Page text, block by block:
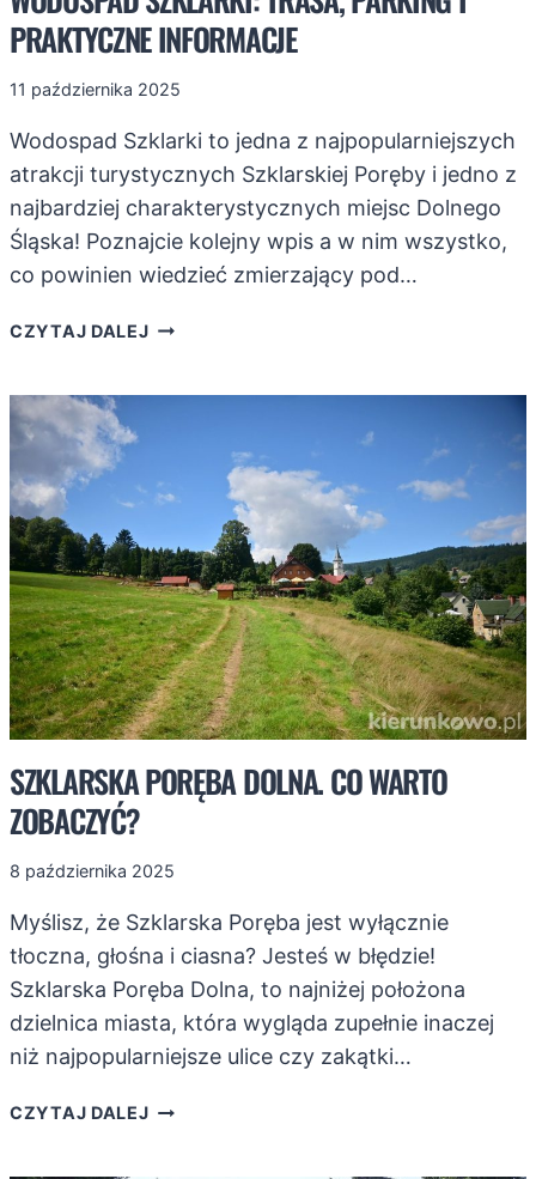
PRAKTYCZNE INFORMACJE
11 października 2025
Wodospad Szklarki to jedna z najpopularniejszych
atrakcji turystycznych Szklarskiej Poręby i jedno z
najbardziej charakterystycznych miejsc Dolnego
Śląska! Poznajcie kolejny wpis a w nim wszystko,
co powinien wiedzieć zmierzający pod…
CZYTAJ DALEJWODOSPAD
PRAKTYCZNE
INFORMACJE
SZKLARSKA PORĘBA DOLNA. CO WARTO
ZOBACZYĆ?
8 października 2025
Myślisz, że Szklarska Poręba jest wyłącznie
tłoczna, głośna i ciasna? Jesteś w błędzie!
Szklarska Poręba Dolna, to najniżej położona
dzielnica miasta, która wygląda zupełnie inaczej
niż najpopularniejsze ulice czy zakątki…
CZYTAJ DALEJSZKLARSKA